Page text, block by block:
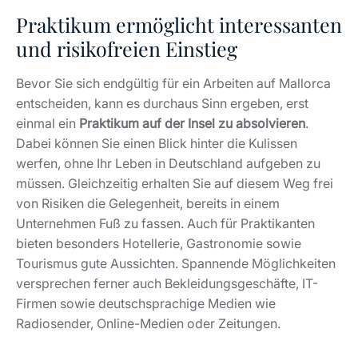
Praktikum ermöglicht interessanten
und risikofreien Einstieg
Bevor Sie sich endgültig für ein Arbeiten auf Mallorca
entscheiden, kann es durchaus Sinn ergeben, erst
einmal ein Praktikum auf der Insel zu absolvieren.
Dabei können Sie einen Blick hinter die Kulissen
werfen, ohne Ihr Leben in Deutschland aufgeben zu
müssen. Gleichzeitig erhalten Sie auf diesem Weg frei
von Risiken die Gelegenheit, bereits in einem
Unternehmen Fuß zu fassen. Auch für Praktikanten
bieten besonders Hotellerie, Gastronomie sowie
Tourismus gute Aussichten. Spannende Möglichkeiten
versprechen ferner auch Bekleidungsgeschäfte, IT-
Firmen sowie deutschsprachige Medien wie
Radiosender, Online-Medien oder Zeitungen.